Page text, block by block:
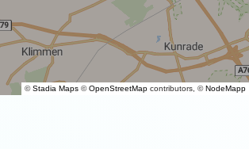
©Stadia Maps ©OpenStreetMap contributors, ©NodeMapp